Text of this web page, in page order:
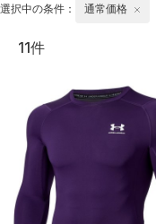
選択中の条件： 通常価格
11件